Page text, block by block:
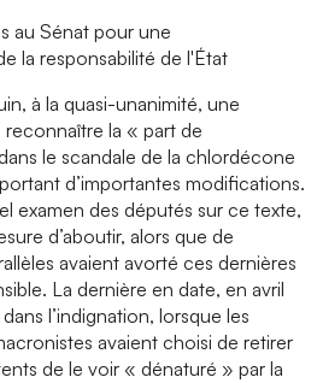
au Sénat pour une
la responsabilité de l'État
à la quasi-unanimité, une
la « part de
le scandale de la chlordécone
d’importantes modifications.
examen des députés sur ce texte,
d’aboutir, alors que de
avaient avorté ces dernières
La dernière en date, en avril
l’indignation, lorsque les
avaient choisi de retirer
de le voir « dénaturé » par la